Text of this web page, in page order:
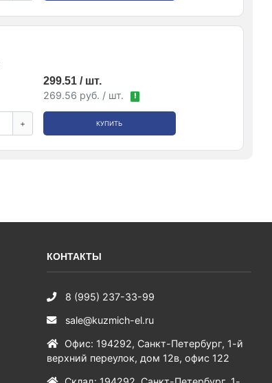
299.51 / шт.
269.56 руб. / шт. !
+ КУПИТЬ
КОНТАКТЫ
8 (995) 237-33-99
sale@kuzmich-el.ru
Офис: 194292, Санкт-Петербург, 1-й
верхний переулок, дом 12в, офис 122